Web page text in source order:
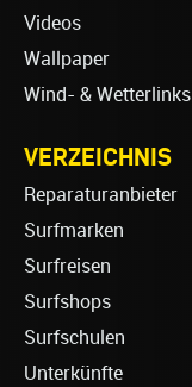
Videos
Wallpaper
Wind- & Wetterlinks
VERZEICHNIS
Reparaturanbieter
Surfmarken
Surfreisen
Surfshops
Surfschulen
Unterkünfte